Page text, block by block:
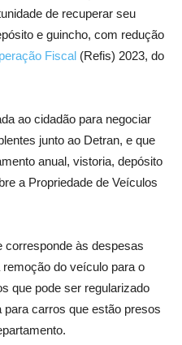
de recuperar seu
e guincho, com redução
Fiscal (Refis) 2023, do
ao cidadão para negociar
junto ao Detran, e que
anual, vistoria, depósito
a Propriedade de Veículos
corresponde às despesas
do veículo para o
que pode ser regularizado
carros que estão presos